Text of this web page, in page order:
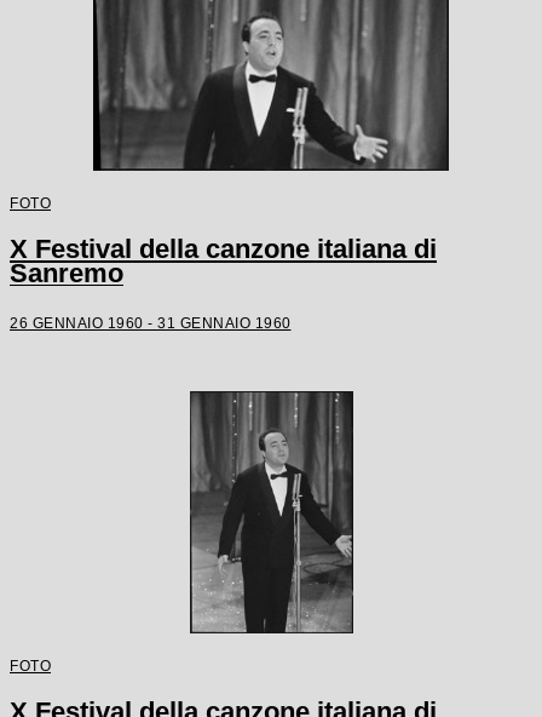
FOTO
X Festival della canzone italiana di
Sanremo
26 GENNAIO 1960 - 31 GENNAIO 1960
FOTO